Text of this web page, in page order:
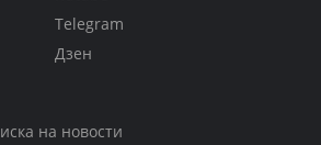
Telegram
Дзен
на новости